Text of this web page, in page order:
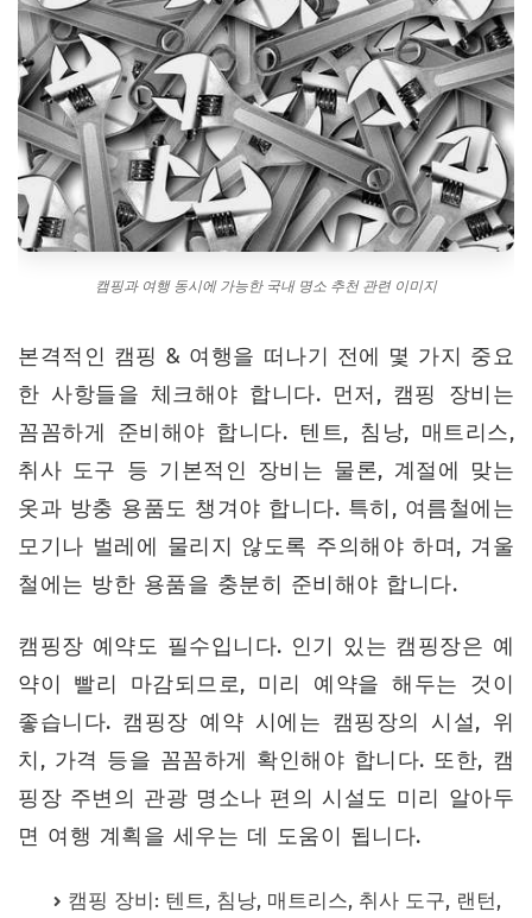
화진포 캠핑장 정보
FAQ: 캠핑 & 여행 궁금증 해결
마무리: 자연 속에서 잊지 못할 추억을 만드세요!
캠핑과 여행 동시에 가능한 국내 명소 추천 관련 이미지
본격적인 캠핑 & 여행을 떠나기 전에 몇 가지 중요
한 사항들을 체크해야 합니다. 먼저, 캠핑 장비는
꼼꼼하게 준비해야 합니다. 텐트, 침낭, 매트리스,
취사 도구 등 기본적인 장비는 물론, 계절에 맞는
옷과 방충 용품도 챙겨야 합니다. 특히, 여름철에는
모기나 벌레에 물리지 않도록 주의해야 하며, 겨울
철에는 방한 용품을 충분히 준비해야 합니다.
캠핑장 예약도 필수입니다. 인기 있는 캠핑장은 예
약이 빨리 마감되므로, 미리 예약을 해두는 것이
좋습니다. 캠핑장 예약 시에는 캠핑장의 시설, 위
치, 가격 등을 꼼꼼하게 확인해야 합니다. 또한, 캠
핑장 주변의 관광 명소나 편의 시설도 미리 알아두
면 여행 계획을 세우는 데 도움이 됩니다.
캠핑 장비: 텐트, 침낭, 매트리스, 취사 도구, 랜턴,